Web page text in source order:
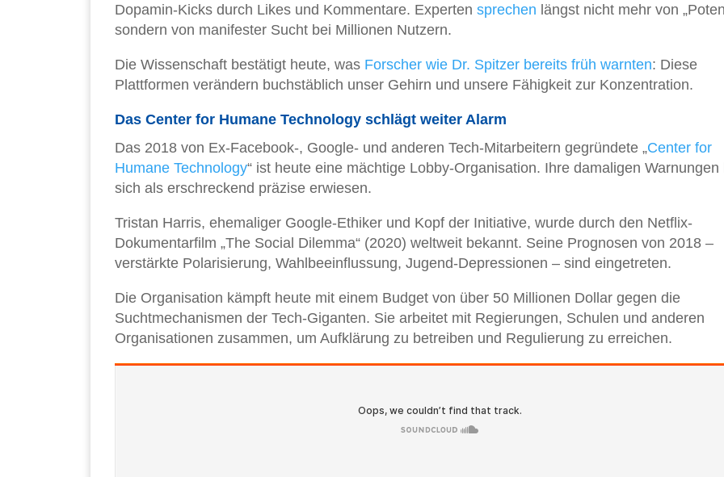
Dopamin-Kicks durch Likes und Kommentare. Experten sprechen längst nicht mehr von
sondern von manifester Sucht bei Millionen Nutzern.
Die Wissenschaft bestätigt heute, was Forscher wie Dr. Spitzer bereits früh warnten: Diese
Plattformen verändern buchstäblich unser Gehirn und unsere Fähigkeit zur Konzentration.
Das Center for Humane Technology schlägt weiter Alarm
Das 2018 von Ex-Facebook-, Google- und anderen Tech-Mitarbeitern gegründete „Center for
Humane Technology“ ist heute eine mächtige Lobby-Organisation. Ihre damaligen Warnungen
sich als erschreckend präzise erwiesen.
Tristan Harris, ehemaliger Google-Ethiker und Kopf der Initiative, wurde durch den Netflix-
Dokumentarfilm „The Social Dilemma“ (2020) weltweit bekannt. Seine Prognosen von 2018 –
verstärkte Polarisierung, Wahlbeeinflussung, Jugend-Depressionen – sind eingetreten.
Die Organisation kämpft heute mit einem Budget von über 50 Millionen Dollar gegen die
Suchtmechanismen der Tech-Giganten. Sie arbeitet mit Regierungen, Schulen und anderen
Organisationen zusammen, um Aufklärung zu betreiben und Regulierung zu erreichen.